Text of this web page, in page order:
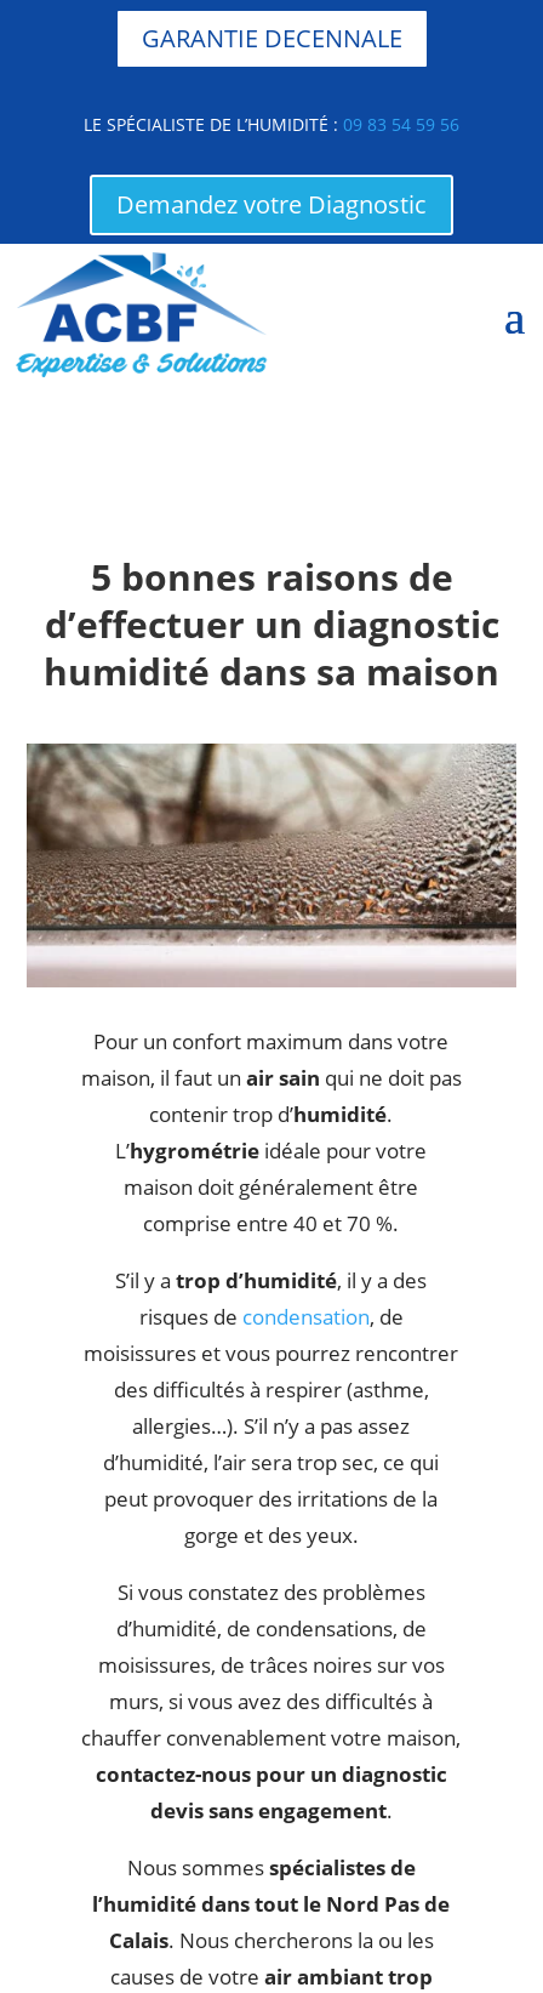
GARANTIE DECENNALE
LE SPÉCIALISTE DE L’HUMIDITÉ : 09 83 54 59 56
Demandez votre Diagnostic
5 bonnes raisons de
d’effectuer un diagnostic
humidité dans sa maison
Pour un confort maximum dans votre
maison, il faut un air sain qui ne doit pas
contenir trop d’humidité.
L’hygrométrie idéale pour votre
maison doit généralement être
comprise entre 40 et 70 %.
S’il y atrop d’humidité, il y a des
risques de condensation, de
moisissures et vous pourrez rencontrer
des difficultés à respirer (asthme,
allergies…). S’il n’y a pas assez
d’humidité, l’air sera trop sec, ce qui
peut provoquer des irritations de la
gorge et des yeux.
Si vous constatez des problèmes
d’humidité, de condensations, de
moisissures, de trâces noires sur vos
murs, si vous avez des difficultés à
chauffer convenablement votre maison,
contactez-nous pour un diagnostic
devis sans engagement.
Nous sommesspécialistes de
l’humidité dans tout le Nord Pas de
Calais. Nous chercherons la ou les
causes de votre air ambiant trop